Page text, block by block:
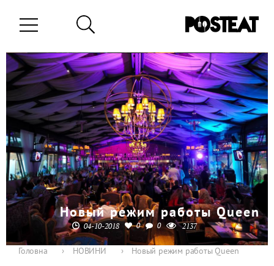
Новый режим работы Queen
04-10-2018 0 0 2137
Головна › НОВИНИ › Новый режим работы Queen